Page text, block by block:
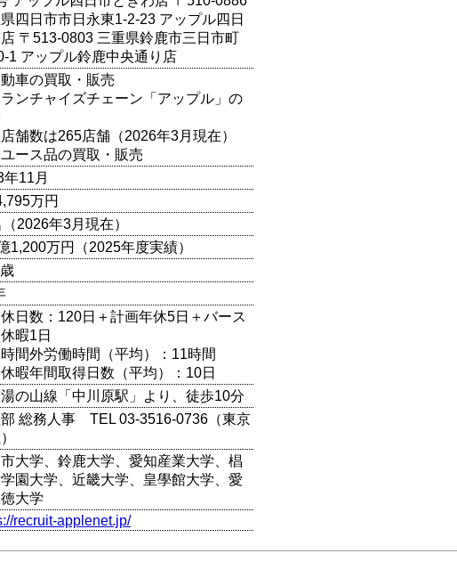
四日市市日永東1-2-23 アップル四日
〒513-0803 三重県鈴鹿市三日市町
1 アップル鈴鹿中央通り店
動車の買取・販売
ランチャイズチェーン「アップル」の
舗数は265店舗（2026年3月現在）
ユース品の買取・販売
年11月
万円
2026年3月現在）
1,200万円（2025年度実績）
日数：120日＋計画年休5日＋バース
暇1日
時間外労働時間（平均）：11時間
暇年間取得日数（平均）：10日
の山線「中川原駅」より、徒歩10分
総務人事 TEL 03-3516-0736（東京
市大学、鈴鹿大学、愛知産業大学、椙
園大学、近畿大学、皇學館大学、愛
大学
recruit-applenet.jp/